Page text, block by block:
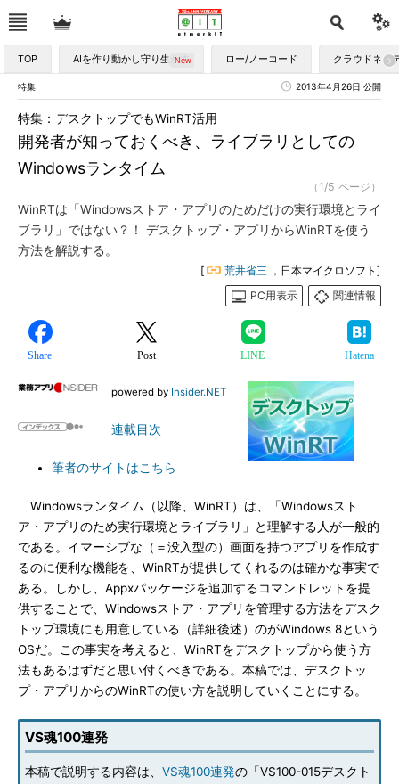
TOP AIを作り動かし守り生かす ロー/ノーコード クラウドネイ
特集 2013年4月26日 公開
開発者が知っておくべき、ライブラリとしての
Windowsランタイム
特集：デスクトップでもWinRT活用
（1/5 ページ）
WinRTは「Windowsストア・アプリのためだけの実行環境とライ
ブラリ」ではない？！ デスクトップ・アプリからWinRTを使う
方法を解説する。
[ 荒井省三 ，日本マイクロソフト]
PC用表示
関連情報
Share Post LINE Hatena
powered by Insider.NET
連載目次
筆者のサイトはこちら
Windowsランタイム（以降、WinRT）は、「Windowsスト
ア・アプリのため実行環境とライブラリ」と理解する人が一般的
である。イマーシブな（＝没入型の）画面を持つアプリを作成す
るのに便利な機能を、WinRTが提供してくれるのは確かな事実で
ある。しかし、Appxパッケージを追加するコマンドレットを提
供することで、Windowsストア・アプリを管理する方法をデスク
トップ環境にも用意している（詳細後述）のがWindows 8という
OSだ。この事実を考えると、WinRTをデスクトップから使う方
法もあるはずだと思い付くべきである。本稿では、デスクトッ
プ・アプリからのWinRTの使い方を説明していくことにする。
VS魂100連発
本稿で説明する内容は、 VS魂100連発の「VS100-015デスクト